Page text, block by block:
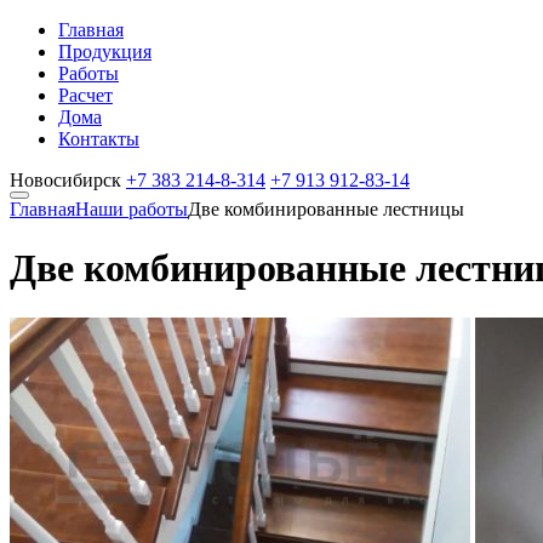
Главная
Продукция
Работы
Расчет
Дома
Контакты
Новосибирск +7 383 214-8-314 +7 913 912-83-14
ГлавнаяНаши работыДве комбинированные лестницы
Две комбинированные